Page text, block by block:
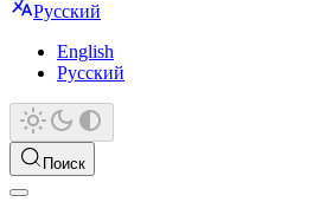
Русский
English
Русский
Поиск